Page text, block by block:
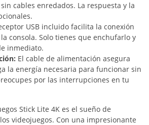
cables enredados. La respuesta y la
USB incluido facilita la conexión
consola. Solo tienes que enchufarlo y
inmediato.
El cable de alimentación asegura
la energía necesaria para funcionar sin
por las interrupciones en tu
Stick Lite 4K es el sueño de
videojuegos. Con una impresionante